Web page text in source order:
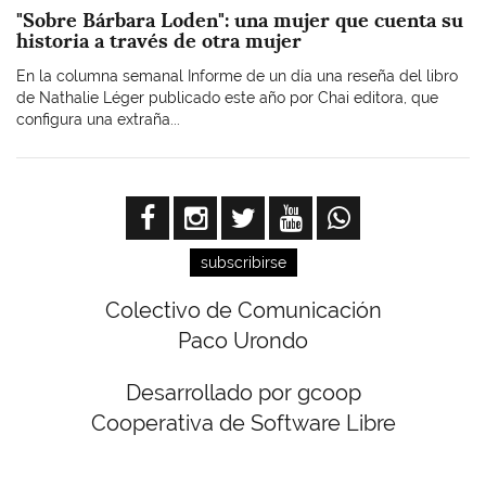
"Sobre Bárbara Loden": una mujer que cuenta su
historia a través de otra mujer
En la columna semanal Informe de un día una reseña del libro
de Nathalie Léger publicado este año por Chai editora, que
configura una extraña...
subscribirse
Colectivo de Comunicación
Paco Urondo
Desarrollado por gcoop
Cooperativa de Software Libre